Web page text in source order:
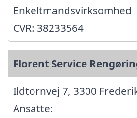
Enkeltmandsvirksomhed
CVR: 38233564
Florent Service
Ildtornvej 7, 3300
Ansatte: